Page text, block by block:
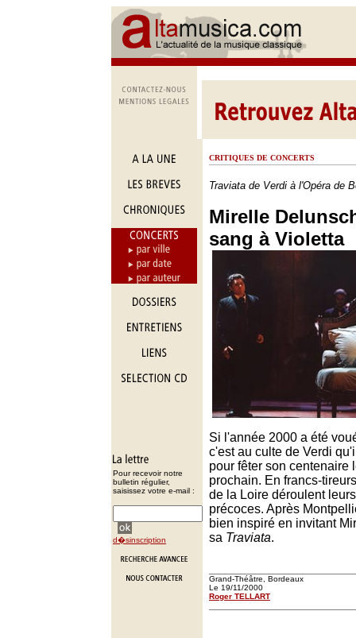
Pour recevoir notre
bulletin régulier,
saisissez votre e-mail :
d�sinscription
CRITIQUES DE CONCERTS
Traviata de Verdi à l'Opéra de
Mirelle
sang à Violetta
Si l'année 2000 a été
c'est au culte de Verdi
pour fêter son centenaire
prochain. En francs-
de la Loire déroulent
précoces. Après
bien inspiré en invitant
sa Traviata.
Grand-Théâtre, Bordeaux
Le 19/11/2000
Roger TELLART